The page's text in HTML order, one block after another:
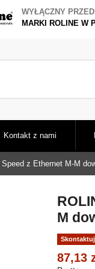
WYŁĄCZNY
MARKI ROLINE W
Kontakt z nami
z Ethernet M-M
M
87,13